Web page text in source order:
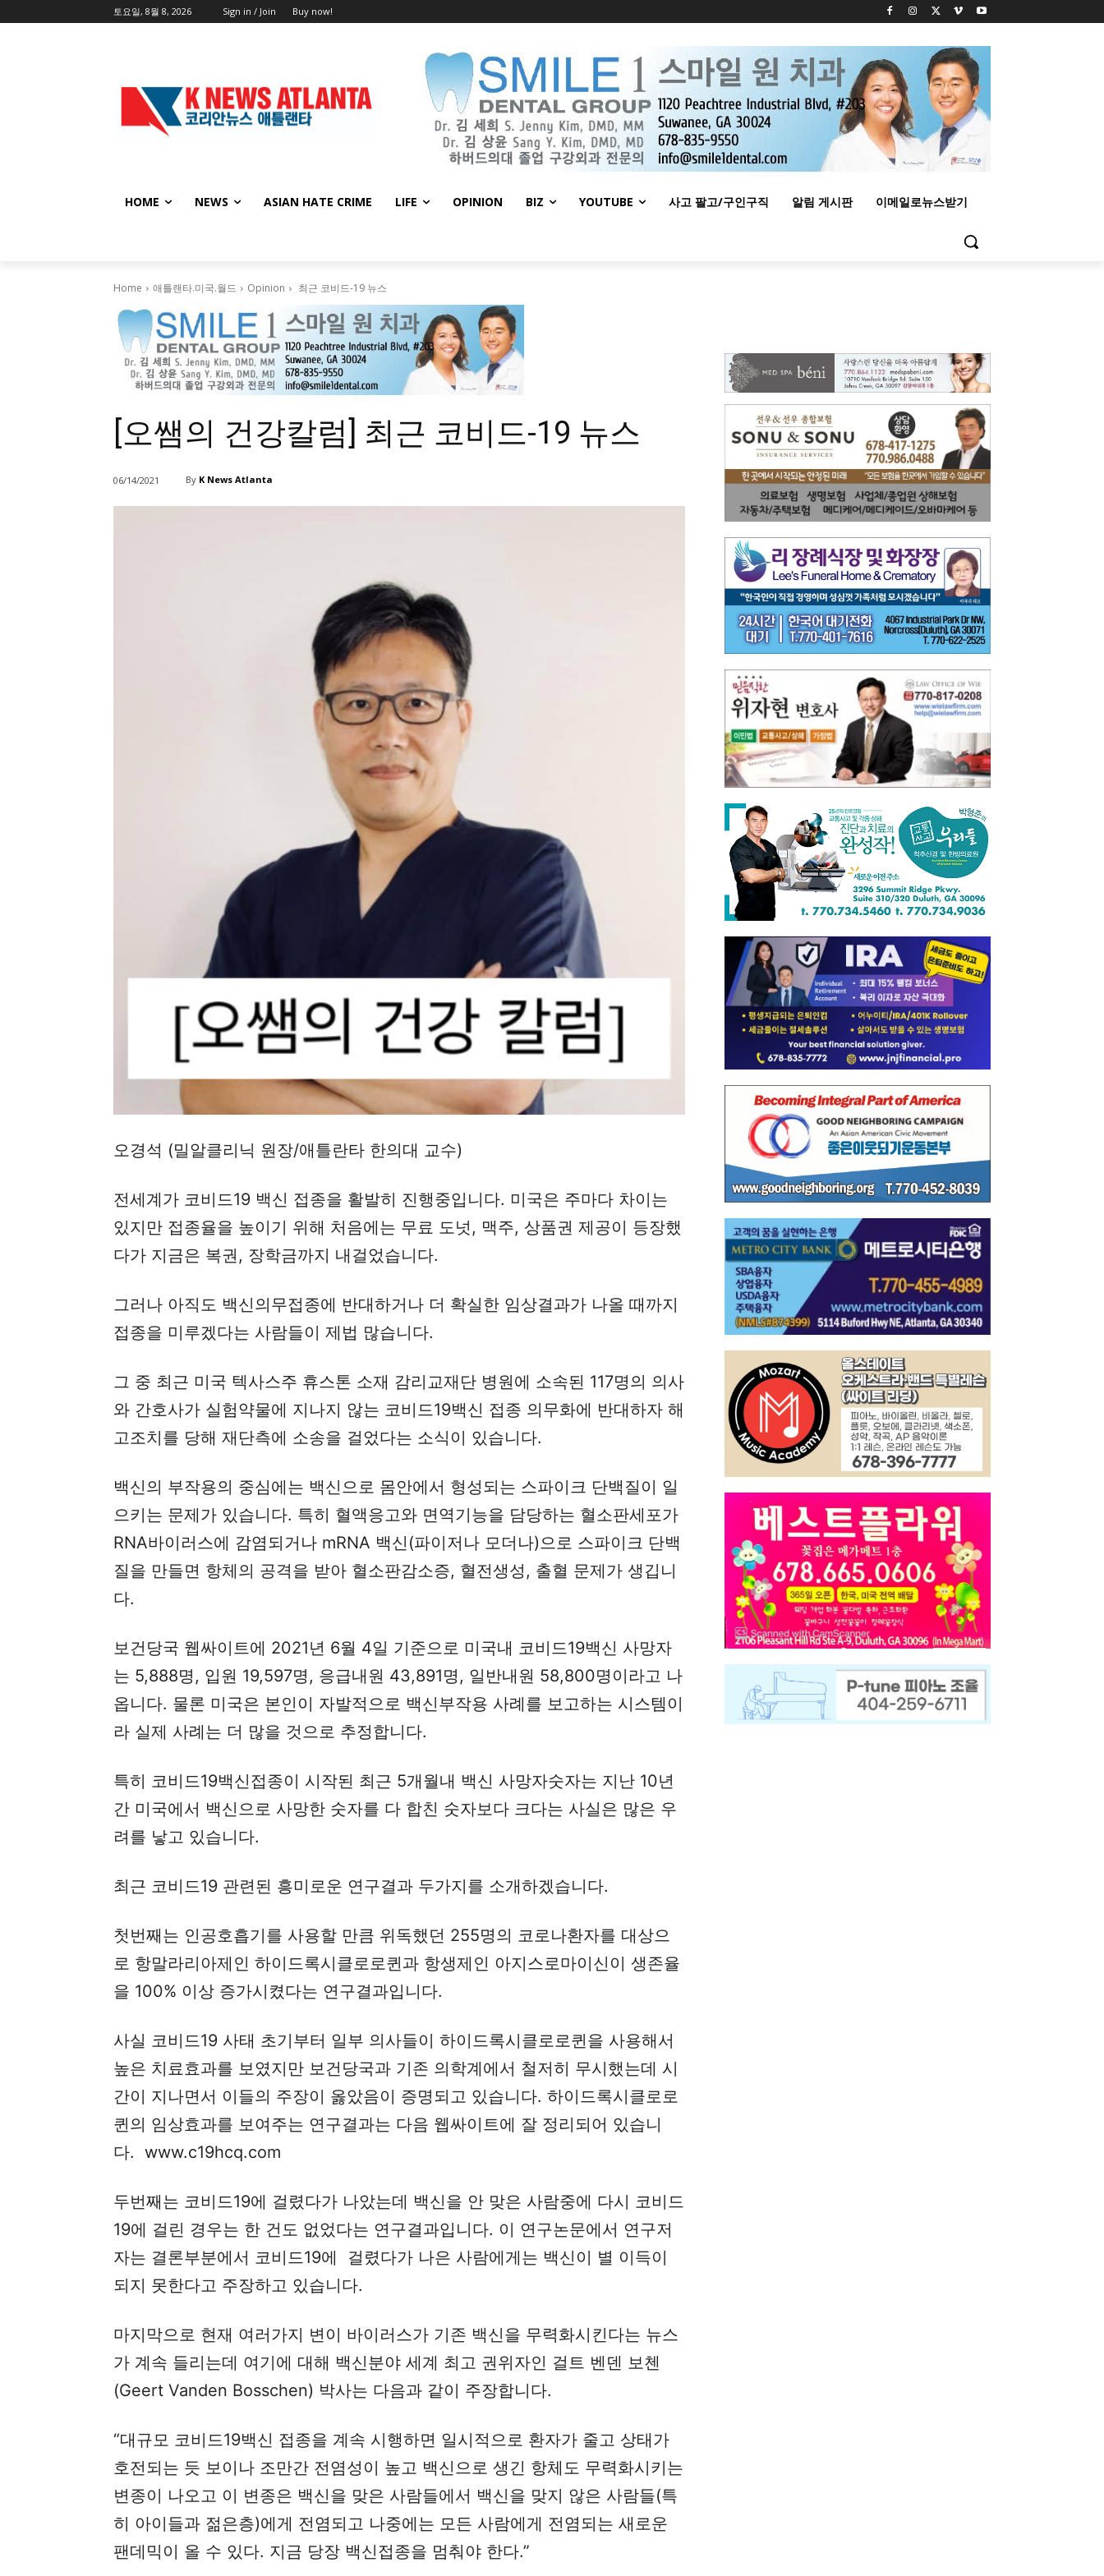
토요일, 8월 8, 2026 Sign in / Join Buy now!
HOME NEWS ASIAN HATE CRIME LIFE OPINION BIZ YOUTUBE 사고 팔고/구인구직 알림 게시판 이메일로뉴스받기
Home 애틀랜타.미국.월드 Opinion 최근 코비드-19 뉴스
[오쌤의 건강칼럼] 최근 코비드-19 뉴스
06/14/2021 By K News Atlanta
오경석 (밀알클리닉 원장/애틀란타 한의대 교수)
전세계가 코비드19 백신 접종을 활발히 진행중입니다. 미국은 주마다 차이는
있지만 접종율을 높이기 위해 처음에는 무료 도넛, 맥주, 상품권 제공이 등장했
다가 지금은 복권, 장학금까지 내걸었습니다.
그러나 아직도 백신의무접종에 반대하거나 더 확실한 임상결과가 나올 때까지
접종을 미루겠다는 사람들이 제법 많습니다.
그 중 최근 미국 텍사스주 휴스톤 소재 감리교재단 병원에 소속된 117명의 의사
와 간호사가 실험약물에 지나지 않는 코비드19백신 접종 의무화에 반대하자 해
고조치를 당해 재단측에 소송을 걸었다는 소식이 있습니다.
백신의 부작용의 중심에는 백신으로 몸안에서 형성되는 스파이크 단백질이 일
으키는 문제가 있습니다. 특히 혈액응고와 면역기능을 담당하는 혈소판세포가
RNA바이러스에 감염되거나 mRNA 백신(파이저나 모더나)으로 스파이크 단백
질을 만들면 항체의 공격을 받아 혈소판감소증, 혈전생성, 출혈 문제가 생깁니
다.
보건당국 웹싸이트에 2021년 6월 4일 기준으로 미국내 코비드19백신 사망자
는 5,888명, 입원 19,597명, 응급내원 43,891명, 일반내원 58,800명이라고 나
옵니다. 물론 미국은 본인이 자발적으로 백신부작용 사례를 보고하는 시스템이
라 실제 사례는 더 많을 것으로 추정합니다.
특히 코비드19백신접종이 시작된 최근 5개월내 백신 사망자숫자는 지난 10년
간 미국에서 백신으로 사망한 숫자를 다 합친 숫자보다 크다는 사실은 많은 우
려를 낳고 있습니다.
최근 코비드19 관련된 흥미로운 연구결과 두가지를 소개하겠습니다.
첫번째는 인공호흡기를 사용할 만큼 위독했던 255명의 코로나환자를 대상으
로 항말라리아제인 하이드록시클로로퀸과 항생제인 아지스로마이신이 생존율
을 100% 이상 증가시켰다는 연구결과입니다.
사실 코비드19 사태 초기부터 일부 의사들이 하이드록시클로로퀸을 사용해서
높은 치료효과를 보였지만 보건당국과 기존 의학계에서 철저히 무시했는데 시
간이 지나면서 이들의 주장이 옳았음이 증명되고 있습니다. 하이드록시클로로
퀸의 임상효과를 보여주는 연구결과는 다음 웹싸이트에 잘 정리되어 있습니
다. www.c19hcq.com
두번째는 코비드19에 걸렸다가 나았는데 백신을 안 맞은 사람중에 다시 코비드
19에 걸린 경우는 한 건도 없었다는 연구결과입니다. 이 연구논문에서 연구저
자는 결론부분에서 코비드19에 걸렸다가 나은 사람에게는 백신이 별 이득이
되지 못한다고 주장하고 있습니다.
마지막으로 현재 여러가지 변이 바이러스가 기존 백신을 무력화시킨다는 뉴스
가 계속 들리는데 여기에 대해 백신분야 세계 최고 권위자인 걸트 벤덴 보첸
(Geert Vanden Bosschen) 박사는 다음과 같이 주장합니다.
“대규모 코비드19백신 접종을 계속 시행하면 일시적으로 환자가 줄고 상태가
호전되는 듯 보이나 조만간 전염성이 높고 백신으로 생긴 항체도 무력화시키는
변종이 나오고 이 변종은 백신을 맞은 사람들에서 백신을 맞지 않은 사람들(특
히 아이들과 젊은층)에게 전염되고 나중에는 모든 사람에게 전염되는 새로운
팬데믹이 올 수 있다. 지금 당장 백신접종을 멈춰야 한다.”